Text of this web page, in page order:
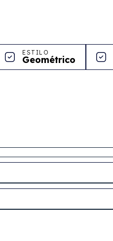
ESTILO
Geométrico